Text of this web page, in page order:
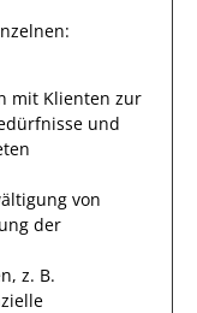
mit Klienten zur
und
von
der
z. B.